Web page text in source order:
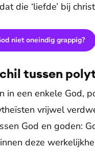
die ‘liefde’ bij
niet oneindig grappig?
tussen
in een enkele God,
vrijwel
God en goden:
deze